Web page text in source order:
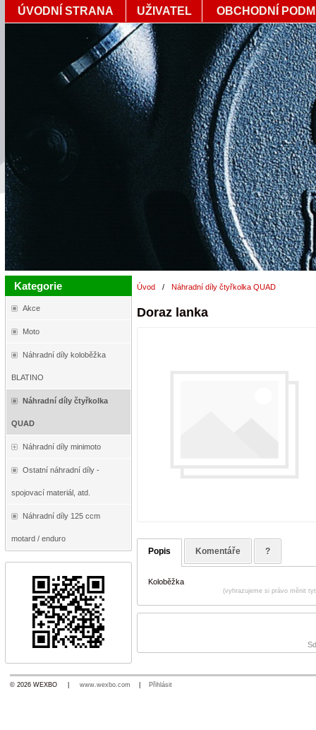
ÚVODNÍ STRANA UŽIVATEL OBCHODNÍ
Kategorie
Akce
Moto
Náhradní díly koloběžka
BLATINO
Náhradní díly čtyřkolka
QUAD
Náhradní díly minimoto
Ostatní náhradní díly -
spojovací materiál, atd.
Náhradní díly 125 ccm
motard / enduro
Úvod / Náhradní díly čtyřkolka QUAD
Doraz lanka
Popis Komentáře ?
Koloběžka
(vyhrazujeme si právo měnit
© 2026 WEXBO | www.wexbo.com Přihlásit